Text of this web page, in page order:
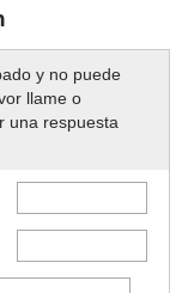
y no puede
llame o
una respuesta